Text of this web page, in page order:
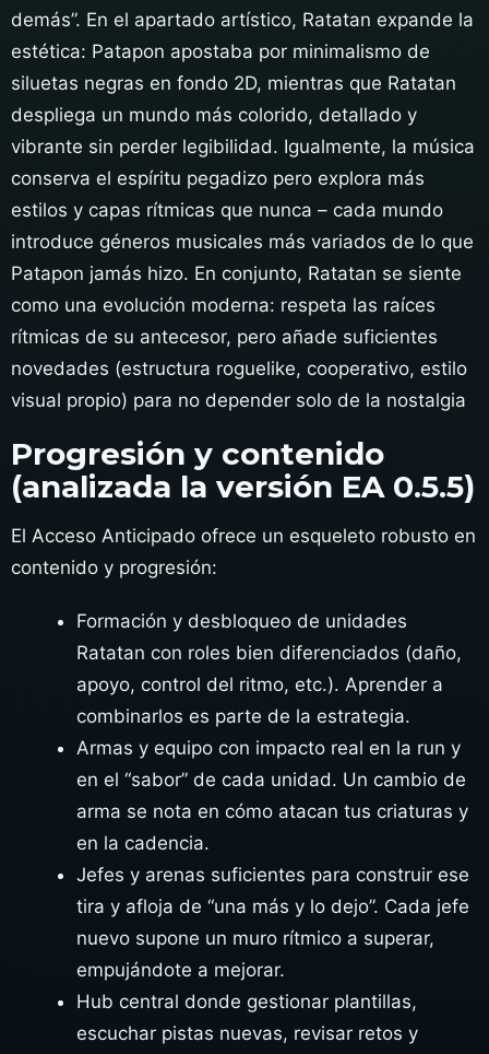
demás”. En el apartado artístico, Ratatan expande la
estética: Patapon apostaba por minimalismo de
siluetas negras en fondo 2D, mientras que Ratatan
despliega un mundo más colorido, detallado y
vibrante sin perder legibilidad. Igualmente, la música
conserva el espíritu pegadizo pero explora más
estilos y capas rítmicas que nunca – cada mundo
introduce géneros musicales más variados de lo que
Patapon jamás hizo. En conjunto, Ratatan se siente
como una evolución moderna: respeta las raíces
rítmicas de su antecesor, pero añade suficientes
novedades (estructura roguelike, cooperativo, estilo
visual propio) para no depender solo de la nostalgia
Progresión y contenido
(analizada la versión EA 0.5.5)
El Acceso Anticipado ofrece un esqueleto robusto en
contenido y progresión:
Formación y desbloqueo de unidades
Ratatan con roles bien diferenciados (daño,
apoyo, control del ritmo, etc.). Aprender a
combinarlos es parte de la estrategia.
Armas y equipo con impacto real en la run y
en el “sabor” de cada unidad. Un cambio de
arma se nota en cómo atacan tus criaturas y
en la cadencia.
Jefes y arenas suficientes para construir ese
tira y afloja de “una más y lo dejo”. Cada jefe
nuevo supone un muro rítmico a superar,
empujándote a mejorar.
Hub central donde gestionar plantillas,
escuchar pistas nuevas, revisar retos y